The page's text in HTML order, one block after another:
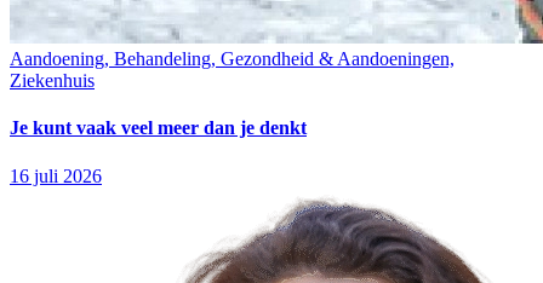
Aandoening, Behandeling, Gezondheid & Aandoeningen,
Ziekenhuis
Je kunt vaak veel meer dan je denkt
16 juli 2026